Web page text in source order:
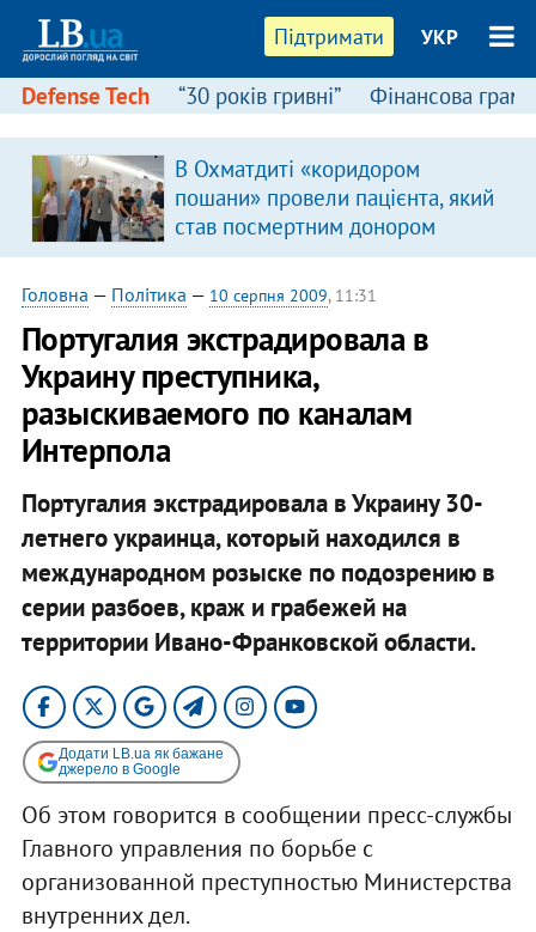
Підтримати УКР
Defense Tech “30 років гривні” Фінансова
В Охматдиті «коридором
пошани» провели пацієнта, який
став посмертним донором
Головна — Політика — 10 серпня 2009, 11:31
Португалия экстрадировала в
Украину преступника,
разыскиваемого по каналам
Интерпола
Португалия экстрадировала в Украину 30-
летнего украинца, который находился в
международном розыске по подозрению в
серии разбоев, краж и грабежей на
территории Ивано-Франковской области.
Додати LB.ua як бажане
джерело в Google
Об этом говорится в сообщении пресс-службы
Главного управления по борьбе с
организованной преступностью Министерства
внутренних дел.